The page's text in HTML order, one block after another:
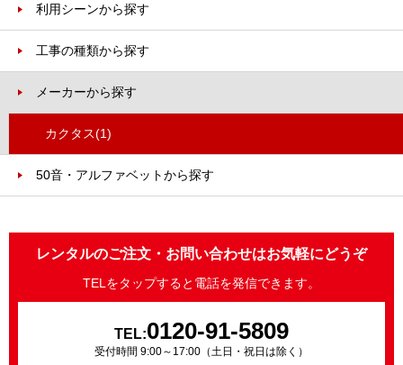
利用シーンから探す
工事の種類から探す
メーカーから探す
カクタス(1)
50音・アルファベットから探す
レンタルのご注文・お問い合わせはお気軽にどうぞ
TELをタップすると電話を発信できます。
TEL:0120-91-5809
受付時間 9:00～17:00（土日・祝日は除く）